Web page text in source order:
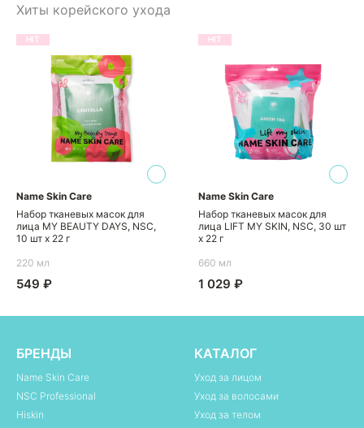
Хиты корейского ухода
HIT
Name Skin Care
Набор тканевых масок для
лица MY BEAUTY DAYS, NSC,
10 шт х 22 г
220 мл
549 ₽
HIT
Name Skin Care
Набор тканевых масок для
лица LIFT MY SKIN, NSC, 30 шт
х 22 г
660 мл
1 029 ₽
БРЕНДЫ
Name Skin Care
NSC Professional
Hiskin
КАТАЛОГ
Уход за лицом
Уход за волосами
Уход за телом